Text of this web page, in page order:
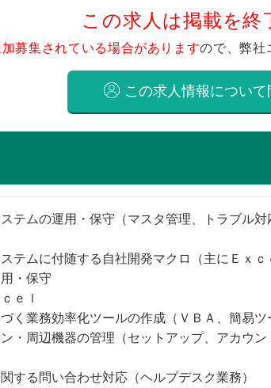
この求人は掲載を終
募集されている場合がありますので、弊社
この求人情報につい
ステムの運用・保守（マスタ管理、トラブル対
ステムに付随する自社開発マクロ（主にＥｘｃ
・保守
ｅｌ
く業務効率化ツールの作成（ＶＢＡ、簡易ツ
ン・周辺機器の管理（セットアップ、アカウン
する問い合わせ対応（ヘルプデスク業務）